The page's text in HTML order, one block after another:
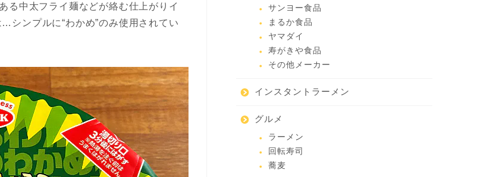
る中太フライ麺などが絡む仕上がりイ
シンプルに“わかめ”のみ使用されてい
サンヨー食品
まるか食品
ヤマダイ
寿がきや食品
その他メーカー
インスタントラーメン
グルメ
ラーメン
回転寿司
蕎麦